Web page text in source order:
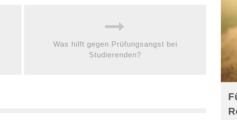
Was hilft gegen Prüfungsangst bei
Studierenden?